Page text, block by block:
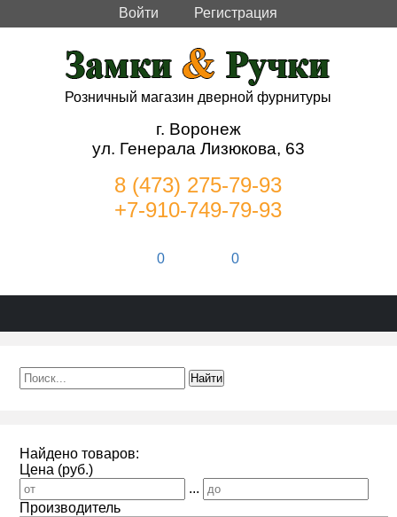
Войти Регистрация
Розничный магазин дверной фурнитуры
г. Воронеж
ул. Генерала Лизюкова, 63
8 (473) 275-79-93
+7-910-749-79-93
0 0
Найдено товаров:
Цена (руб.)
...
Производитель